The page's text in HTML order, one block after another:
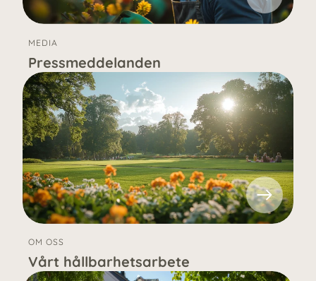
MEDIA
Pressmeddelanden
OM OSS
Vårt hållbarhetsarbete